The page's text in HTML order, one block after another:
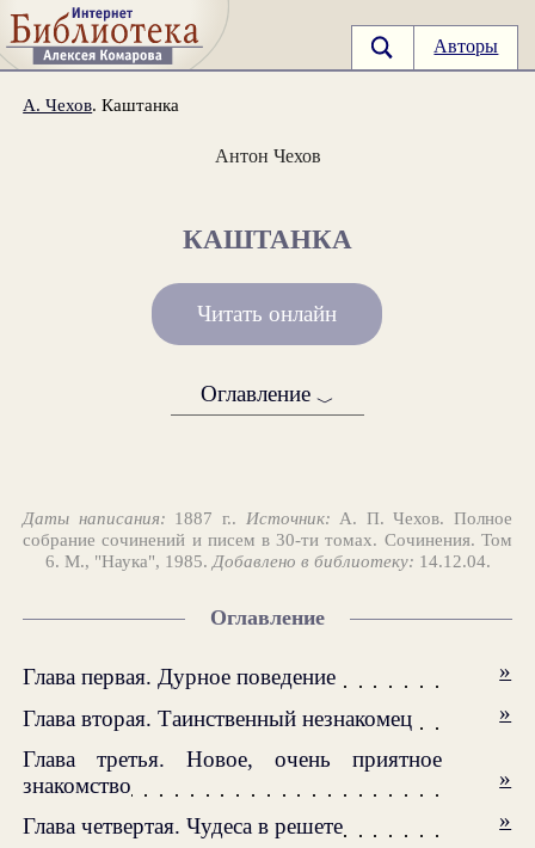
Авторы
А. Чехов. Каштанка
Антон Чехов
КАШТАНКА
Читать онлайн
Оглавление ﹀
Даты написания: 1887 г.. Источник: А. П. Чехов. Полное
собрание сочинений и писем в 30-ти томах. Сочинения. Том
6. М., "Наука", 1985. Добавлено в библиотеку: 14.12.04.
Оглавление
Глава первая. Дурное поведение
»
Глава вторая. Таинственный незнакомец
»
Глава третья. Новое, очень приятное
знакомство
»
Глава четвертая. Чудеса в решете
»